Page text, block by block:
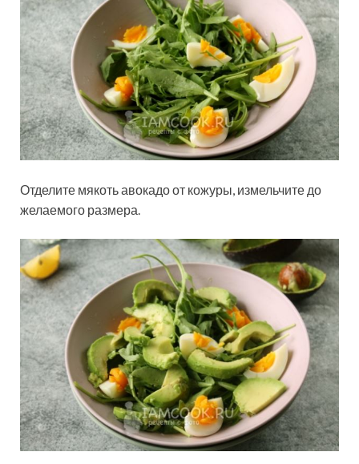
Отделите мякоть авокадо от кожуры, измельчите до
желаемого размера.